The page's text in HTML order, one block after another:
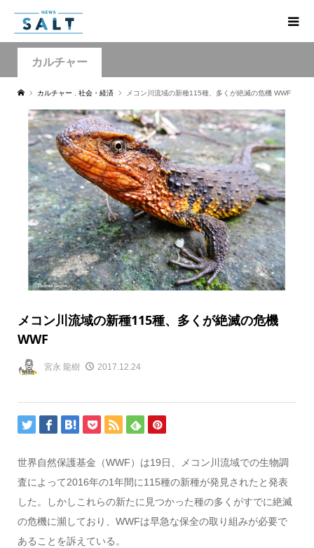
カルチャー
カルチャー 社会・経済 メコン川流域の新種115種、多くが絶滅の危機 WWF
メコン川流域の新種115種、多くが絶滅の危機
WWF
宮永 龍樹 2017.12.24
世界自然保護基金（WWF）は19日、メコン川流域での生物調
査によって2016年の1年間に115種の新種が発見されたと発表
した。しかしこれらの新たに見つかった種の多くがすでに絶滅
の危機に瀕しており、WWFは早急な保全の取り組みが必要で
あることを訴えている。